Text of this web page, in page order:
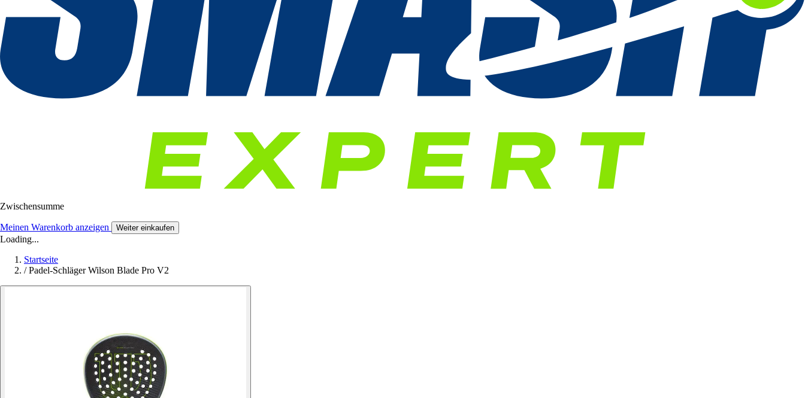
Zwischensumme
Meinen Warenkorb anzeigen Weiter einkaufen
Loading...
Startseite
/ Padel-Schläger Wilson Blade Pro V2